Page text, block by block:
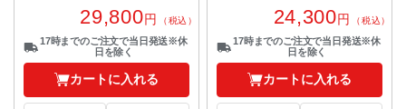
29,800円 （税込）
17時までのご注文で当日発送※休
日を除く
カートに入れる
24,300円 （税込）
17時までのご注文で当日発送※休
日を除く
カートに入れる